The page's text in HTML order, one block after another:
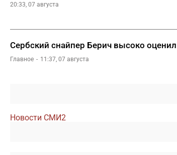
20:33, 07 августа
Сербский снайпер Берич высоко оценил
Главное 11:37, 07 августа
Новости СМИ2